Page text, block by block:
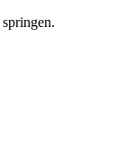
springen.